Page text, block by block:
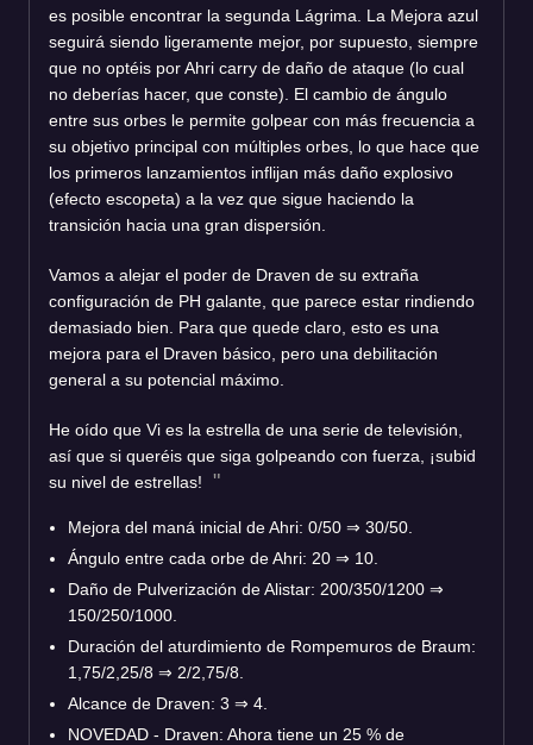
es posible encontrar la segunda Lágrima. La Mejora azul
seguirá siendo ligeramente mejor, por supuesto, siempre
que no optéis por Ahri carry de daño de ataque (lo cual
no deberías hacer, que conste). El cambio de ángulo
entre sus orbes le permite golpear con más frecuencia a
su objetivo principal con múltiples orbes, lo que hace que
los primeros lanzamientos inflijan más daño explosivo
(efecto escopeta) a la vez que sigue haciendo la
transición hacia una gran dispersión.
Vamos a alejar el poder de Draven de su extraña
configuración de PH galante, que parece estar rindiendo
demasiado bien. Para que quede claro, esto es una
mejora para el Draven básico, pero una debilitación
general a su potencial máximo.
He oído que Vi es la estrella de una serie de televisión,
así que si queréis que siga golpeando con fuerza, ¡subid
su nivel de estrellas!
Mejora del maná inicial de Ahri: 0/50 ⇒ 30/50.
Ángulo entre cada orbe de Ahri: 20 ⇒ 10.
Daño de Pulverización de Alistar: 200/350/1200 ⇒
150/250/1000.
Duración del aturdimiento de Rompemuros de Braum:
1,75/2,25/8 ⇒ 2/2,75/8.
Alcance de Draven: 3 ⇒ 4.
NOVEDAD - Draven: Ahora tiene un 25 % de